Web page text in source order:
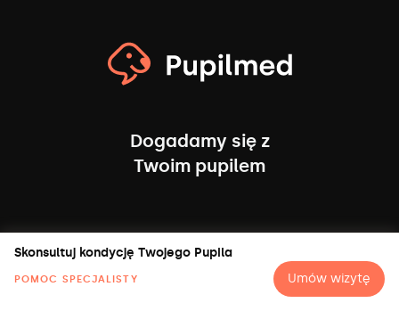
Skonsultuj kondycję Twojego Pupila
POMOC SPECJALISTY Umów wizytę
Dogadamy się z
Twoim pupilem
Przychodnia:
Żupnicza 18/U4, Warszawa
Zobacz wskazówki dojazdu